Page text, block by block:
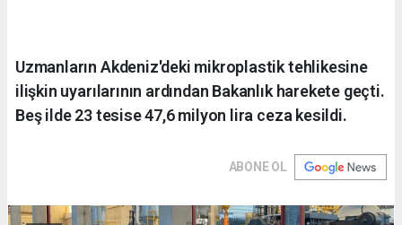
Uzmanların Akdeniz'deki mikroplastik tehlikesine
ilişkin uyarılarının ardından Bakanlık harekete geçti.
Beş ilde 23 tesise 47,6 milyon lira ceza kesildi.
ABONE OL